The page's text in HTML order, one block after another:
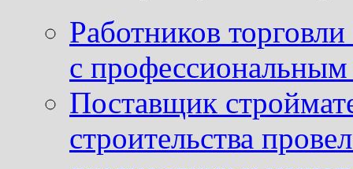
Работников
с
Поставщик
строительства